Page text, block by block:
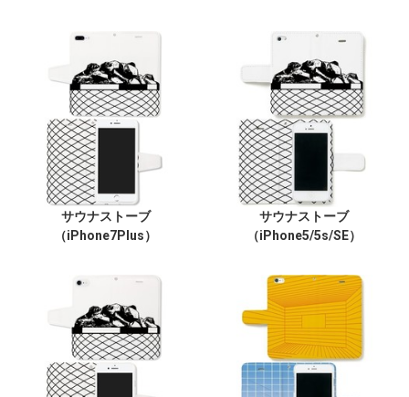
サウナストーブ
（iPhone7Plus）
サウナストーブ
（iPhone5/5s/SE）